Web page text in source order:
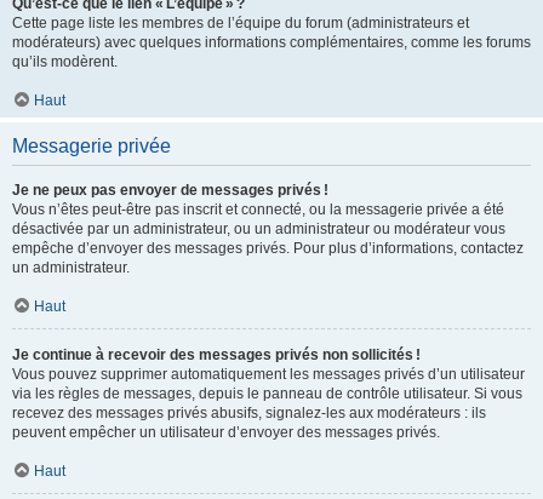
Qu’est-ce que le lien « L’équipe » ?
Cette page liste les membres de l’équipe du forum (administrateurs et
modérateurs) avec quelques informations complémentaires, comme les forums
qu’ils modèrent.
Haut
Messagerie privée
Je ne peux pas envoyer de messages privés !
Vous n’êtes peut-être pas inscrit et connecté, ou la messagerie privée a été
désactivée par un administrateur, ou un administrateur ou modérateur vous
empêche d’envoyer des messages privés. Pour plus d’informations, contactez
un administrateur.
Haut
Je continue à recevoir des messages privés non sollicités !
Vous pouvez supprimer automatiquement les messages privés d’un utilisateur
via les règles de messages, depuis le panneau de contrôle utilisateur. Si vous
recevez des messages privés abusifs, signalez-les aux modérateurs : ils
peuvent empêcher un utilisateur d’envoyer des messages privés.
Haut